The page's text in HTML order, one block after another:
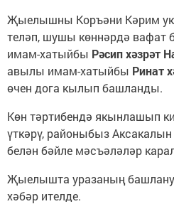
Җыелышны Коръәни Кәрим
теләп, шушы көннәрдә вафат
имам-хатыйбы Рәсип хәзрәт
авылы имам-хатыйбы Ринат
өчен дога кылып башланды.
Көн тәртибендә якынлашып
үткәрү, районыбыз Аксакалын
белән бәйле мәсъәләләр
Җыелышта уразаның
хәбәр ителде.